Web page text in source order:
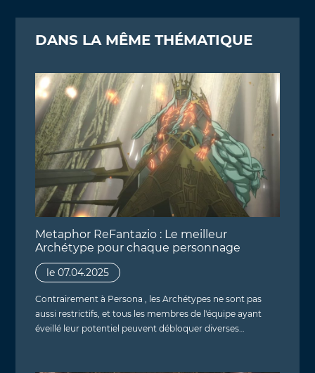
DANS LA MÊME THÉMATIQUE
Metaphor ReFantazio : Le meilleur
Archétype pour chaque personnage
le 07.04.2025
Contrairement à Persona , les Archétypes ne sont pas
aussi restrictifs, et tous les membres de l'équipe ayant
éveillé leur potentiel peuvent débloquer diverses…